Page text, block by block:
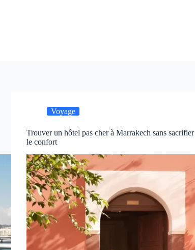
Voyage
Trouver un hôtel pas cher à Marrakech sans sacrifier
le confort